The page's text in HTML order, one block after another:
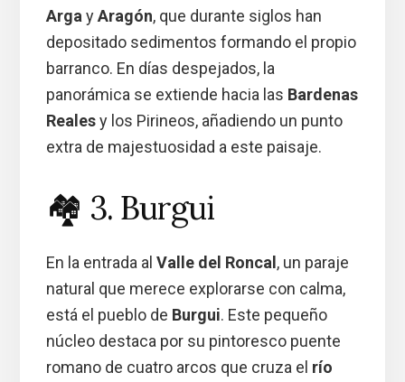
Arga yAragón, que durante siglos han
depositado sedimentos formando el propio
barranco. En días despejados, la
panorámica se extiende hacia las Bardenas
Realesy los Pirineos, añadiendo un punto
extra de majestuosidad a este paisaje.
🏘️ 3. Burgui
En la entrada al Valle del Roncal, un paraje
natural que merece explorarse con calma,
está el pueblo de Burgui. Este pequeño
núcleo destaca por su pintoresco puente
romano de cuatro arcos que cruza el río